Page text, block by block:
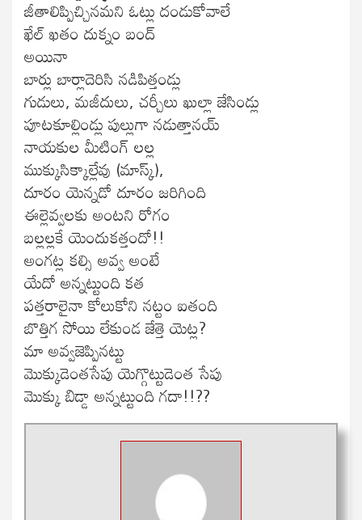
జీతాలిప్పిచ్చినమని ఓట్లు దండుకోవాలే
ఖేల్ ఖతం దుక్నం బంద్
అయినా
బార్లు బార్లాదెరిసి నడిపిత్తండ్లు
గుడులు, మజీదులు, చర్చీలు ఖుల్లా జేసిండ్లు
పూటకూల్లిండ్లు పుల్లుగా నడుత్తానయ్
నాయకుల మీటింగ్ లల్ల
ముక్కుసిక్కాల్లేవు (మాస్క్),
దూరం యెన్నడో దూరం జరిగింది
ఈల్లెవ్వలకు అంటని రోగం
బల్లల్లకే యెందుకత్తందో!!
అంగట్ల కల్సి అవ్వ అంటే
యేదో అన్నట్టుంది కత
పత్తరాలైనా కోలుకోని నట్టం ఐతంది
బొత్తిగ సోయి లేకుండ జేత్తె యెట్ల?
మా అవ్వజెప్పినట్టు
మొక్కుడెంతసేపు యెగ్గొట్టుడెంత సేపు
మొక్కు బిడ్డా అన్నట్టుంది గదా!!??